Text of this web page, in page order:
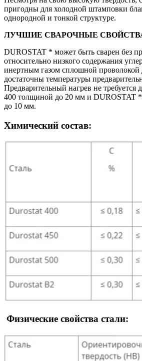
пригодны для холодной штамповки
однородной и тонкой структуре.
ЛУЧШИЕ СВАРОЧНЫЕ
DUROSTAT * может быть сварен без
относительно низкого содержания
инертным газом сплошной проволокой
достаточны температуры
Предварительный нагрев не
400 толщиной до 20 мм и DUROSTAT
до 10 мм.
Химический состав:
Физические свойства стали: